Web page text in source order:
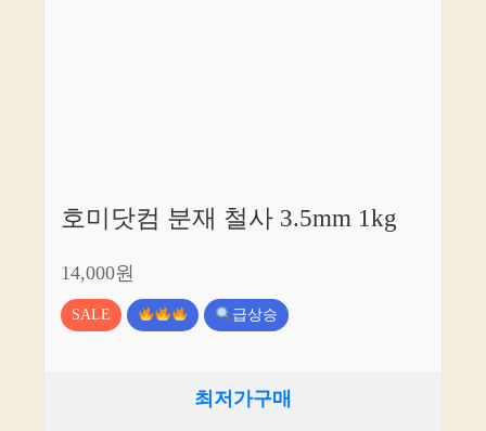
호미닷컴 분재 철사 3.5mm 1kg
14,000원
SALE 급상승
최저가구매